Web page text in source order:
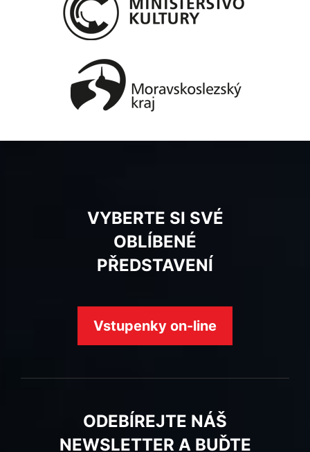
VYBERTE SI SVÉ
OBLÍBENÉ
PŘEDSTAVENÍ
Vstupenky on-line
ODEBÍREJTE NÁŠ
NEWSLETTER A BUĎTE